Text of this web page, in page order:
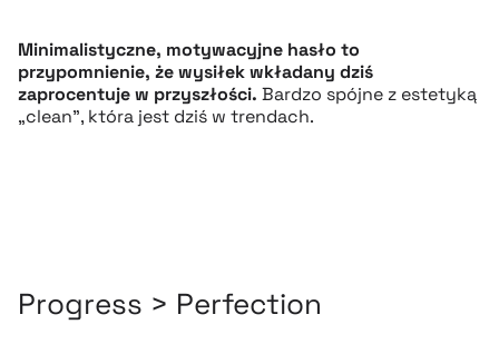
Minimalistyczne, motywacyjne hasło to
przypomnienie, że wysiłek wkładany dziś
zaprocentuje w przyszłości. Bardzo spójne z estetyką
„clean”, która jest dziś w trendach.
Progress > Perfection